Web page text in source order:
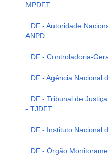
MPDFT
DF - Autoridade
ANPD
DF - Controladoria-
DF - Agência Nacional
DF - Tribunal de
- TJDFT
DF - Instituto Nacional
DF - Órgão